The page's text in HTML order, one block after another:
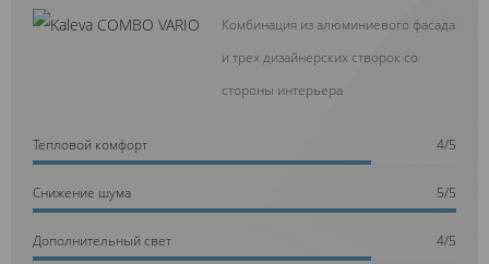
Комбинация из алюминиевого фасада
и трех дизайнерских створок со
стороны интерьера
Тепловой комфорт 4/5
Cнижение шума 5/5
Дополнительный свет 4/5